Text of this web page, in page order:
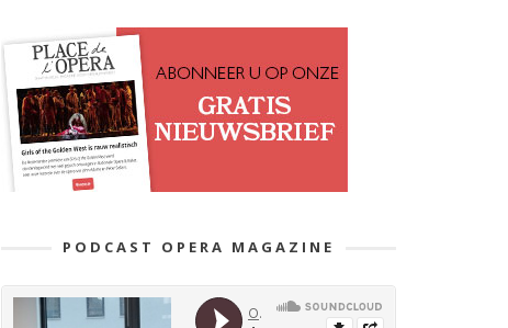
PODCAST OPERA MAGAZINE